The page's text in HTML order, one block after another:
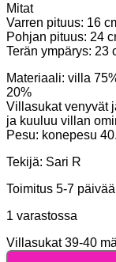
Mitat
Varren pituus: 16
Pohjan pituus: 24
Terän ympärys: 23
Materiaali: villa
20%
Villasukat venyvät
ja kuuluu villan
Pesu: konepesu
Tekijä: Sari R
Toimitus 5-7 päivää
1 varastossa
Villasukat 39-40